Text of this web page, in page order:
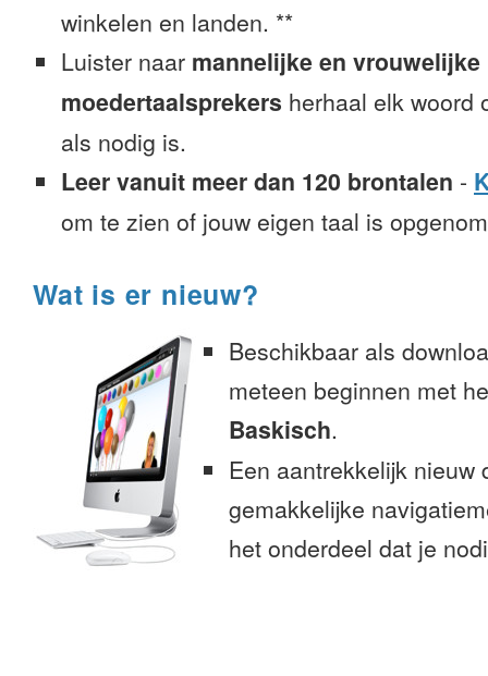
winkelen en landen. **
Luister naar mannelijke en vrouwelijke
moedertaalsprekers herhaal elk woord
als nodig is.
Leer vanuit meer dan 120 brontalen -
om te zien of jouw eigen taal is
Wat is er nieuw?
Beschikbaar als
meteen beginnen met
Baskisch.
Een aantrekkelijk nieuw
gemakkelijke
het onderdeel dat je